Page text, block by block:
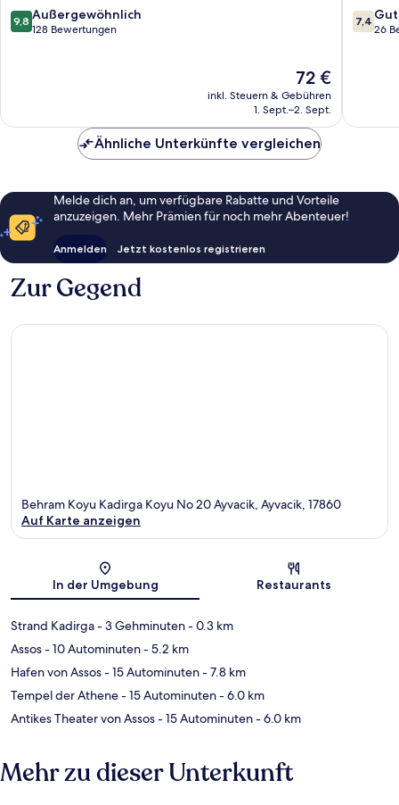
9.8
von
9,8 Außergewöhnlich
128 Bewertungen
Der
Preis
beträgt
72 €
inkl. Steuern & Gebühren
1. Sept.–2. Sept.
7.4
von
7,4 Gut
26
Ähnliche Unterkünfte vergleichen
Melde dich an, um verfügbare Rabatte und Vorteile
anzuzeigen. Mehr Prämien für noch mehr Abenteuer!
Anmelden Jetzt kostenlos registrieren
Zur Gegend
Behram Koyu Kadirga Koyu No 20 Ayvacik, Ayvacik, 17860
Auf Karte anzeigen
In der Umgebung Restaurants
Strand Kadirga- 3 Gehminuten- 0.3 km
Assos- 10 Autominuten- 5.2 km
Hafen von Assos- 15 Autominuten- 7.8 km
Tempel der Athene- 15 Autominuten- 6.0 km
Antikes Theater von Assos- 15 Autominuten- 6.0 km
Mehr zu dieser Unterkunft